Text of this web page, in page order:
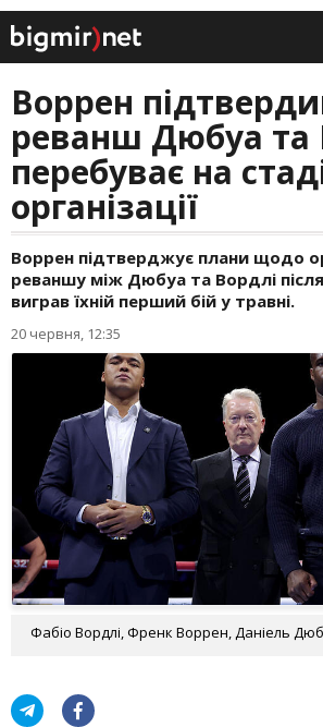
Воррен
реванш Дюбуа та
перебуває на
організації
Воррен підтверджує плани щодо
реваншу між Дюбуа та Вордлі
виграв їхній перший бій у травні.
20 червня, 12:35
Фабіо Вордлі, Френк Воррен, Даніель